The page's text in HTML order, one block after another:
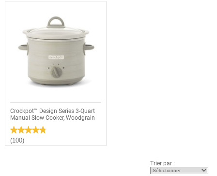
Crockpot™ Design Series 3-Quart
Manual Slow Cooker, Woodgrain
★★★★★
★★★★★
4.8
étoile(s)
(100)
Trier par :